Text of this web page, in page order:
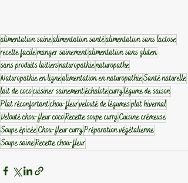
alimentation sainealimentation santéalimentation sans lactose
recette facilemanger sainementalimentation sans gluten
sans produits laitiersnaturopathienaturopathe
Naturopathie en lignealimentation en naturopathieSanté naturelle
lait de cococuisiner sainementéchalotecurrylégume de saison
Plat réconfortantchou-fleurvelouté de légumesplat hivernal
Velouté chou-fleur cocoRecette soupe curryCuisine crémeuse
Soupe épicéeChou-fleur curryPréparation végétalienne
Soupe saineRecette chou-fleur